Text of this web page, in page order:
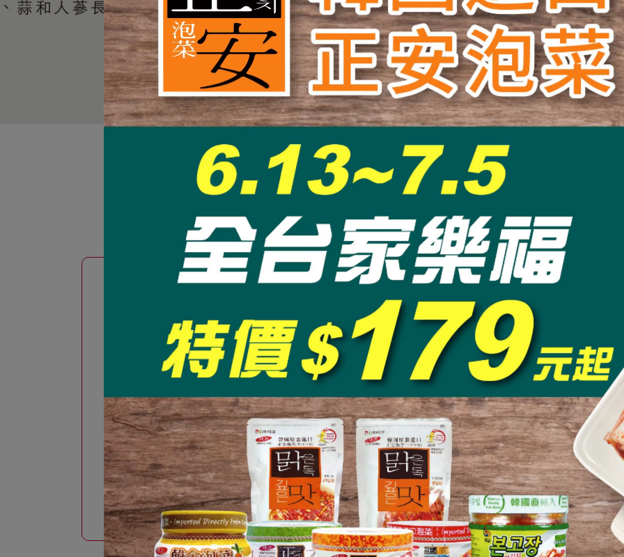
❤️❤️部落客推薦❤️❤️
泡菜系列 辣炒年糕&地瓜冬粉海苔卷
韓國kimchi推薦料理輕鬆上桌！3款
韓英kimchi創造多道韓式美食，韓國
紅藻鹿尾草韓金kimchi/全羅道
kimchi/家鄉kimchi
繼續閱讀
【美食】正統韓國《正安kimchi》，
輕鬆三道韓式料理快速上桌! -佩吉的
生活點滴
繼續閱讀
韓國餐廳阿豬媽聯名款kimchi_
開箱
繼續閱讀